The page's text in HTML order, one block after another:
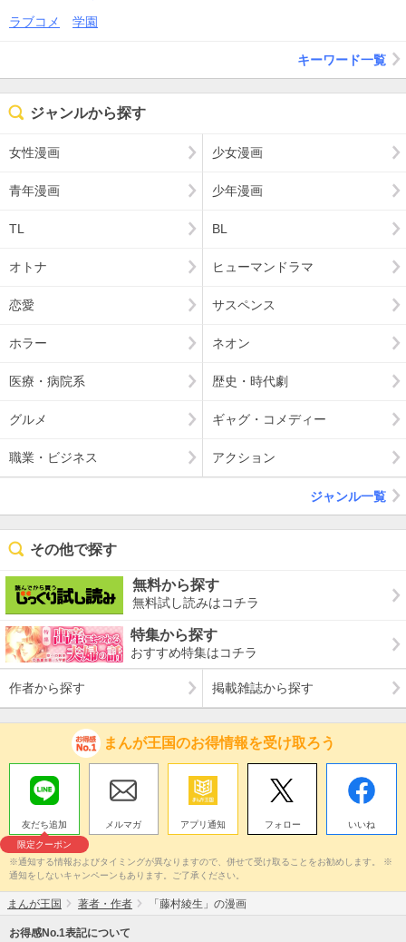
ラブコメ
学園
キーワード一覧
ジャンルから探す
女性漫画 少女漫画
青年漫画 少年漫画
TL BL
オトナ ヒューマンドラマ
恋愛 サスペンス
ホラー ネオン
医療・病院系 歴史・時代劇
グルメ ギャグ・コメディー
職業・ビジネス アクション
ジャンル一覧
その他で探す
無料から探す
無料試し読みはコチラ
特集から探す
おすすめ特集はコチラ
作者から探す 掲載雑誌から探す
まんが王国のお得情報を受け取ろう
友だち追加
限定クーポン
メルマガ アプリ通知 フォロー いいね
※通知する情報およびタイミングが異なりますので、併せて受け取ることをお勧めします。 ※
通知をしないキャンペーンもあります。ご了承ください。
まんが王国 著者・作者 「藤村綾生」の漫画
お得感No.1表記について